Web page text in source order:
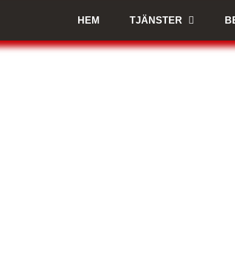
HEM TJÄNSTER